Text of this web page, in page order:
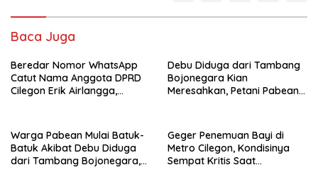
Baca Juga
Beredar Nomor WhatsApp
Catut Nama Anggota DPRD
Cilegon Erik Airlangga,
Debu Diduga dari Tambang
Bojonegara Kian
Meresahkan, Petani Pabean
Warga Pabean Mulai Batuk-
Batuk Akibat Debu Diduga
dari Tambang Bojonegara,
Geger Penemuan Bayi di
Metro Cilegon, Kondisinya
Sempat Kritis Saat